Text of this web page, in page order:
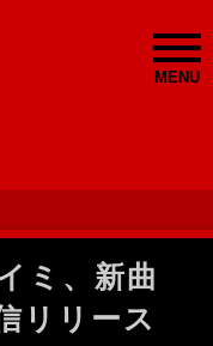
MENU
ミ、新曲
リリース